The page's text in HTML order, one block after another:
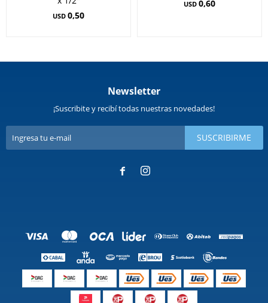
USD 0,50
USD 0,60
Newsletter
¡Suscribite y recibí todas nuestras novedades!
SUSCRIBIRME
 